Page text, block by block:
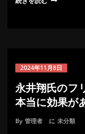
2024年11月8日
永井翔氏のフ
本当に効果が
By 管理者 に 未分類